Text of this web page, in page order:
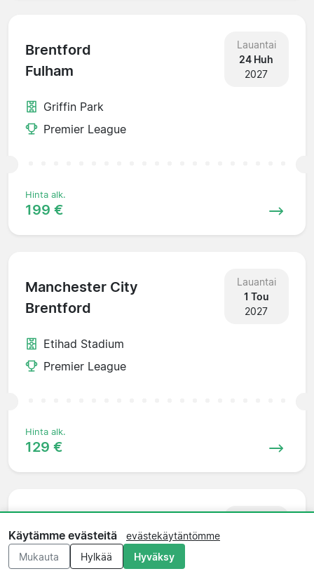
Brentford
Fulham
Lauantai
24 Huh
2027
Griffin Park
Premier League
Hinta alk.
199 €
Manchester City
Brentford
Lauantai
1 Tou
2027
Etihad Stadium
Premier League
Hinta alk.
129 €
Aston Villa
Käytämme evästeitä
evästekäytäntömme
Mukauta
Hylkää Hyväksy